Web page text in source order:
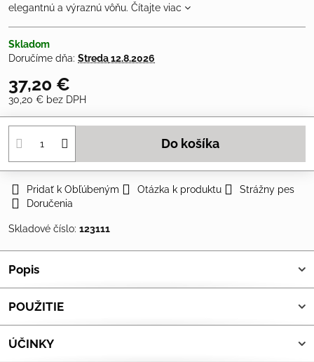
elegantnú a výraznú vôňu. Čítajte viac
Skladom
Doručíme dňa: Streda12.8.2026
37,20 €
30,20 € bez DPH
Do košíka
Pridať k Obľúbeným Otázka k produktu
Strážny pes
Doručenia
Skladové číslo: 123111
Popis
POUŽITIE
ÚČINKY